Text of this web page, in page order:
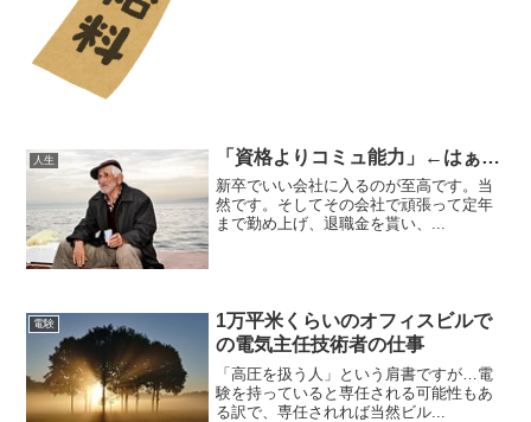
人生 「資格よりコミュ能力」←はぁ…
新卒でいい会社に入るのが至高です。当
然です。そしてその会社で頑張って定年
まで勤め上げ、退職金を貰い、...
電験
1万平米くらいのオフィスビルで
の電気主任技術者の仕事
「高圧を扱う人」という肩書ですが…電
験を持っていると専任される可能性もあ
る訳で、専任されれば当然ビル...